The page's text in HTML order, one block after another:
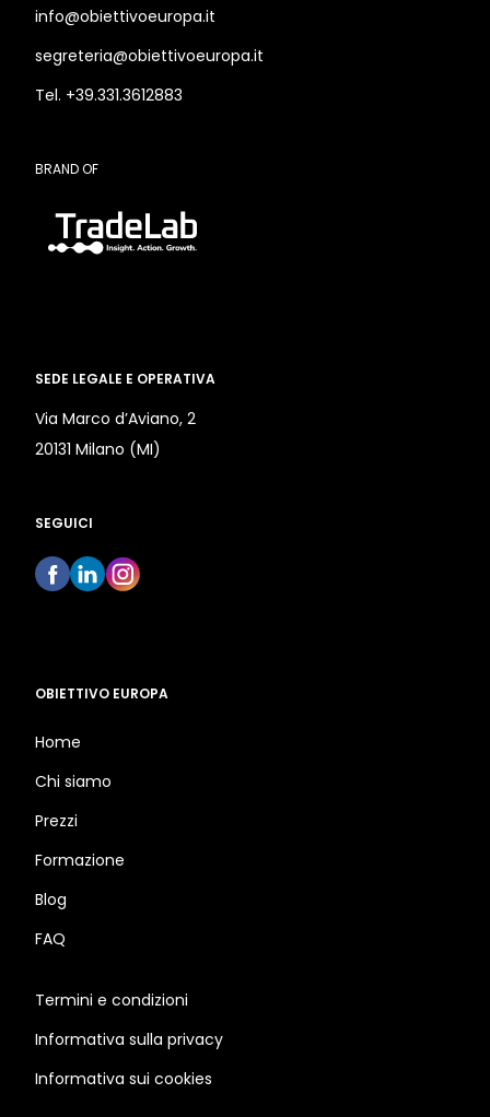
info@obiettivoeuropa.it
segreteria@obiettivoeuropa.it
Tel. +39.331.3612883
BRAND OF
SEDE LEGALE E OPERATIVA
Via Marco d’Aviano, 2
20131 Milano (MI)
SEGUICI
OBIETTIVO EUROPA
Home
Chi siamo
Prezzi
Formazione
Blog
FAQ
Termini e condizioni
Informativa sulla privacy
Informativa sui cookies